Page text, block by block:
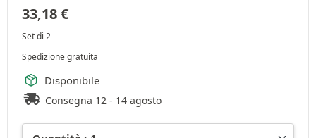
33,18€
Set di 2
Spedizione gratuita
Disponibile
Consegna 12 - 14 agosto